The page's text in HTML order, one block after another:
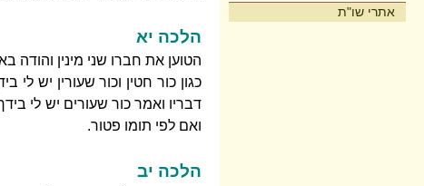
אתרי שו"ת
הלכה יא
הטוען את חברו שני מינין והודה
כגון כור חטין וכור שעורין יש
דבריו ואמר כור שעורים יש לי
ואם לפי תומו פטור.
הלכה יב